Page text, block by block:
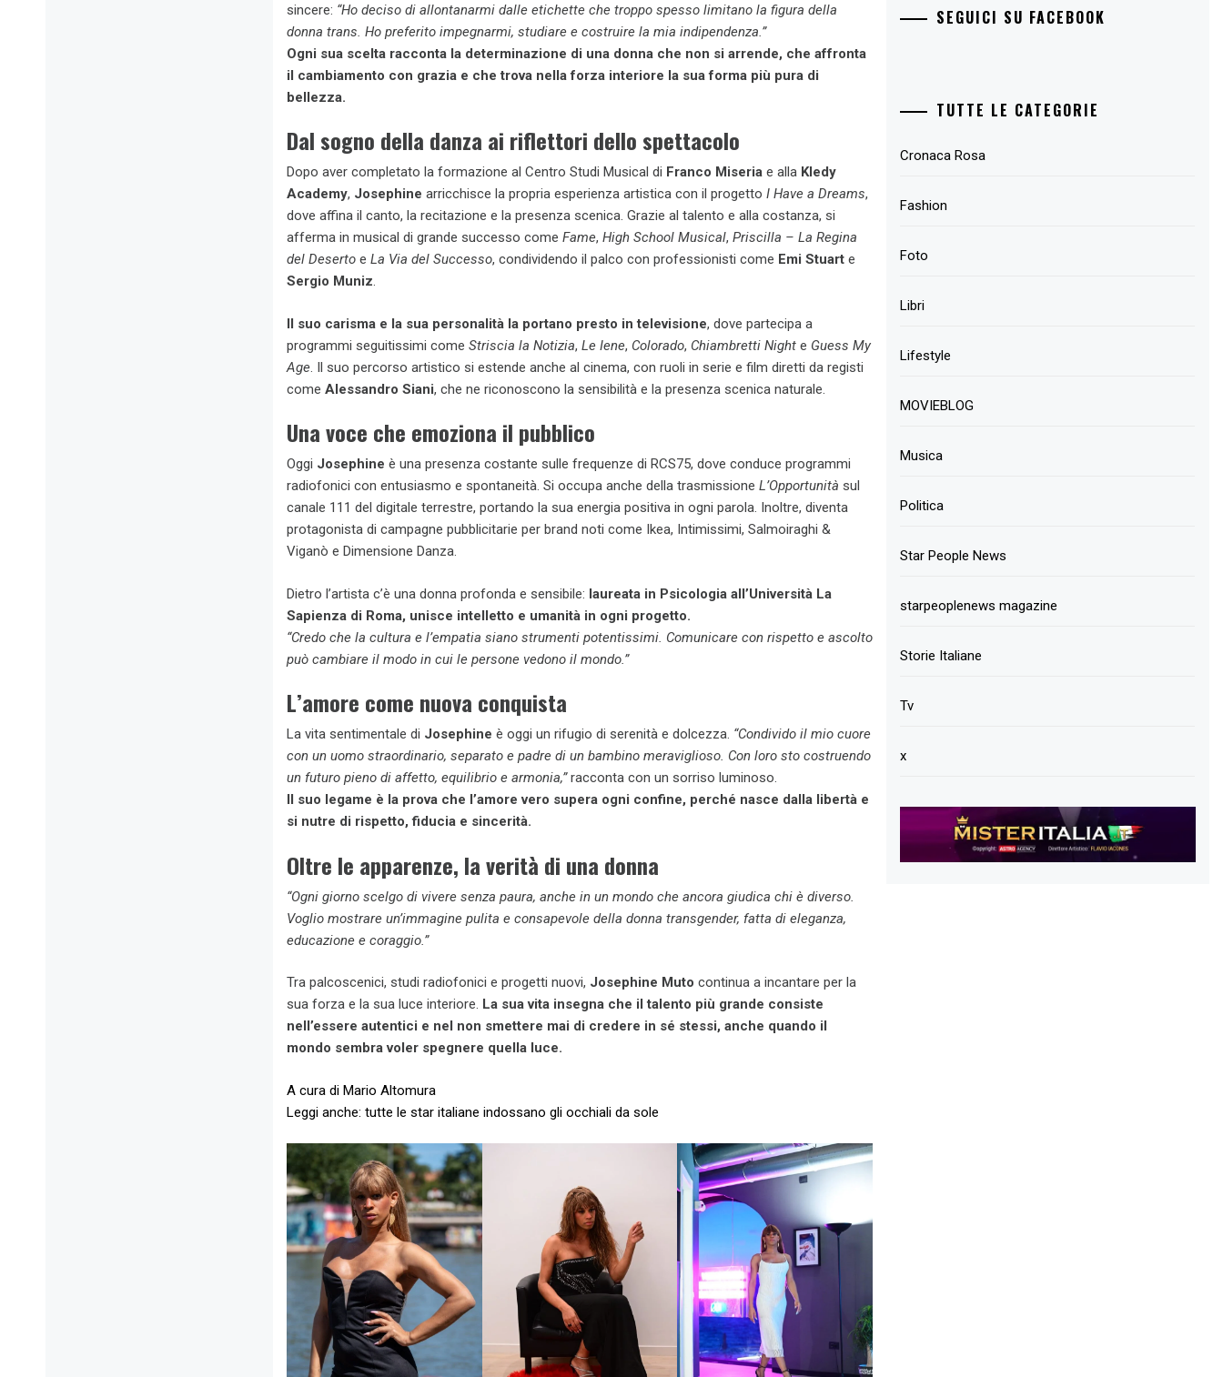
sincere: “Ho deciso di allontanarmi dalle etichette che troppo spesso limitano la figura della
donna trans. Ho preferito impegnarmi, studiare e costruire la mia indipendenza.”
Ogni sua scelta racconta la determinazione di una donna che non si arrende, che affronta
il cambiamento con grazia e che trova nella forza interiore la sua forma più pura di
bellezza.
Dal sogno della danza ai riflettori dello spettacolo
Dopo aver completato la formazione al Centro Studi Musical di Franco Miseria e alla Kledy
Academy, Josephine arricchisce la propria esperienza artistica con il progetto I Have a Dreams,
dove affina il canto, la recitazione e la presenza scenica. Grazie al talento e alla costanza, si
afferma in musical di grande successo come Fame, High School Musical, Priscilla – La Regina
del Deserto e La Via del Successo, condividendo il palco con professionisti come Emi Stuart e
Sergio Muniz.
Il suo carisma e la sua personalità la portano presto in televisione, dove partecipa a
programmi seguitissimi come Striscia la Notizia, Le Iene, Colorado, Chiambretti Night e Guess My
Age. Il suo percorso artistico si estende anche al cinema, con ruoli in serie e film diretti da registi
come Alessandro Siani, che ne riconoscono la sensibilità e la presenza scenica naturale.
Una voce che emoziona il pubblico
Oggi Josephine è una presenza costante sulle frequenze di RCS75, dove conduce programmi
radiofonici con entusiasmo e spontaneità. Si occupa anche della trasmissione L’Opportunità sul
canale 111 del digitale terrestre, portando la sua energia positiva in ogni parola. Inoltre, diventa
protagonista di campagne pubblicitarie per brand noti come Ikea, Intimissimi, Salmoiraghi &
Viganò e Dimensione Danza.
Dietro l’artista c’è una donna profonda e sensibile: laureata in Psicologia all’Università La
Sapienza di Roma, unisce intelletto e umanità in ogni progetto.
“Credo che la cultura e l’empatia siano strumenti potentissimi. Comunicare con rispetto e ascolto
può cambiare il modo in cui le persone vedono il mondo.”
L’amore come nuova conquista
La vita sentimentale di Josephine è oggi un rifugio di serenità e dolcezza. “Condivido il mio cuore
con un uomo straordinario, separato e padre di un bambino meraviglioso. Con loro sto costruendo
un futuro pieno di affetto, equilibrio e armonia,”racconta con un sorriso luminoso.
Il suo legame è la prova che l’amore vero supera ogni confine, perché nasce dalla libertà e
si nutre di rispetto, fiducia e sincerità.
Oltre le apparenze, la verità di una donna
“Ogni giorno scelgo di vivere senza paura, anche in un mondo che ancora giudica chi è diverso.
Voglio mostrare un’immagine pulita e consapevole della donna transgender, fatta di eleganza,
educazione e coraggio.”
Tra palcoscenici, studi radiofonici e progetti nuovi, Josephine Muto continua a incantare per la
sua forza e la sua luce interiore. La sua vita insegna che il talento più grande consiste
nell’essere autentici e nel non smettere mai di credere in sé stessi, anche quando il
mondo sembra voler spegnere quella luce.
A cura di Mario Altomura
Leggi anche: tutte le star italiane indossano gli occhiali da sole
SEGUICI SU FACEBOOK
TUTTE LE CATEGORIE
Cronaca Rosa
Fashion
Foto
Libri
Lifestyle
MOVIEBLOG
Musica
Politica
Star People News
starpeoplenews magazine
Storie Italiane
Tv
x